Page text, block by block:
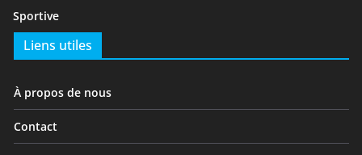
Sportive
Liens utiles
À propos de nous
Contact